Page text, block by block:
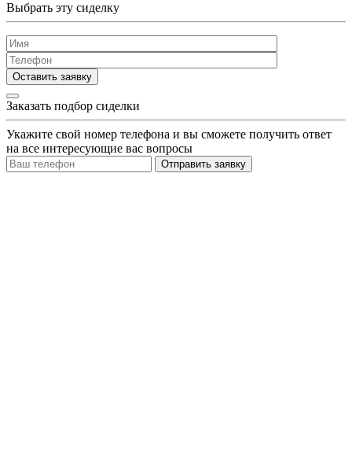
Выбрать эту сиделку
Оставить заявку
Заказать подбор сиделки
Укажите свой номер телефона и вы сможете получить ответ
на все интересующие вас вопросы
Отправить заявку